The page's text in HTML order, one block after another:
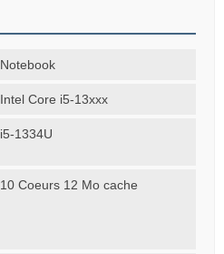
Notebook
Intel Core i5-13xxx
i5-1334U
10 Coeurs 12 Mo cache